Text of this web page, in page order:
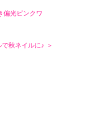
偏光ピンクワ
秋ネイルに♪ ＞